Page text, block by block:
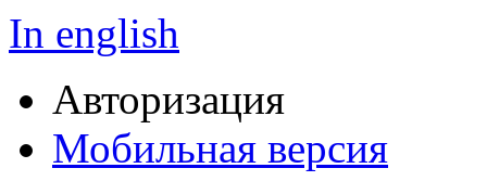
In english
Авторизация
Мобильная версия